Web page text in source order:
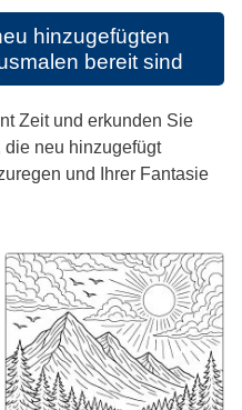
hinzugefügten
bereit sind
Zeit und erkunden Sie
neu hinzugefügt
und Ihrer Fantasie